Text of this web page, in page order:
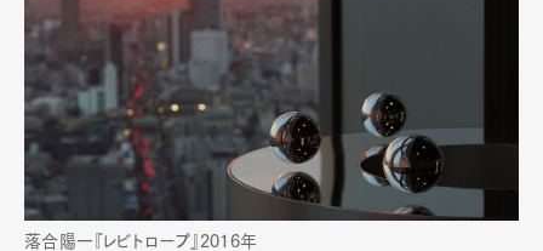
落合陽一『レビトロープ』2016年